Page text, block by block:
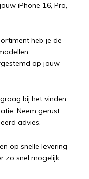
iPhone 16, Pro,
heb je de
op jouw
bij het vinden
Neem gerust
advies.
op snelle levering
zo snel mogelijk